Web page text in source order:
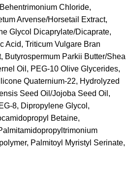
Chloride,
Arvense/Horsetail Extract,
Glycol Dicaprylate/Dicaprate,
Acid, Triticum Vulgare Bran
Butyrospermum Parkii Butter/Shea
Oil, PEG-10 Olive Glycerides,
Quaternium-22, Hydrolyzed
Seed Oil/Jojoba Seed Oil,
8, Dipropylene Glycol,
Betaine,
Palmitoyl Myristyl Serinate,